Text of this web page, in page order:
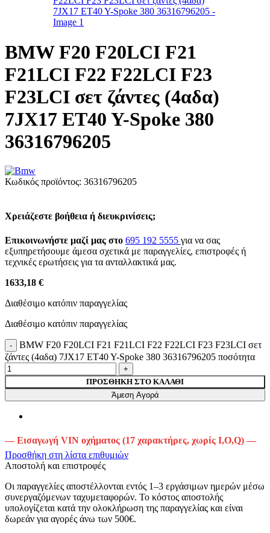
BMW F20 F20LCI F21
F21LCI F22 F22LCI F23
F23LCI σετ ζάντες (4αδα)
7JX17 ET40 Y-Spoke 380
36316796205
Κωδικός προϊόντος: 36316796205
Χρειάζεστε βοήθεια ή διευκρινίσεις;
Επικοινωνήστε μαζί μας στο 695 192 5555 για να σας
εξυπηρετήσουμε άμεσα σχετικά με παραγγελίες, επιστροφές ή
τεχνικές ερωτήσεις για τα ανταλλακτικά μας.
1633,18 €
Διαθέσιμο κατόπιν παραγγελίας
Διαθέσιμο κατόπιν παραγγελίας
BMW F20 F20LCI F21 F21LCI F22 F22LCI F23 F23LCI σετ
ζάντες (4αδα) 7JX17 ET40 Y-Spoke 380 36316796205 ποσότητα
ΠΡΟΣΘΉΚΗ ΣΤΟ ΚΑΛΆΘΙ
Άμεση Αγορά
— Εισαγωγή VIN οχήματος (17 χαρακτήρες, χωρίς I,O,Q) —
Προσθήκη στη λίστα επιθυμιών
Αποστολή και επιστροφές
Οι παραγγελίες αποστέλλονται εντός 1–3 εργάσιμων ημερών μέσω
συνεργαζόμενων ταχυμεταφορών. Το κόστος αποστολής
υπολογίζεται κατά την ολοκλήρωση της παραγγελίας και είναι
δωρεάν για αγορές άνω των 500€.